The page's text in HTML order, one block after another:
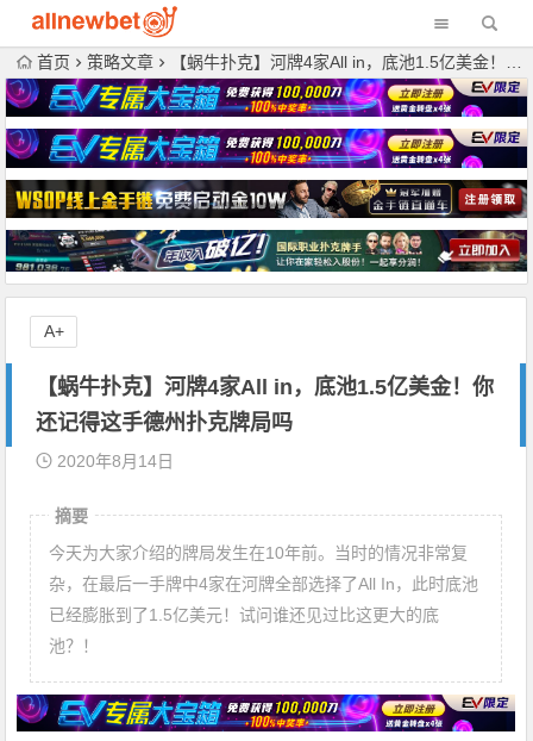
首页 策略文章 【蜗牛扑克】河牌4家All in，底池1.5亿美金！你还记得这手德州扑克牌局吗
【蜗牛扑克】河牌4家All in，底池1.5亿美金！你
还记得这手德州扑克牌局吗
2020年8月14日
摘要
今天为大家介绍的牌局发生在10年前。当时的情况非常复
杂，在最后一手牌中4家在河牌全部选择了All In，此时底池
已经膨胀到了1.5亿美元！试问谁还见过比这更大的底
池？！
A+